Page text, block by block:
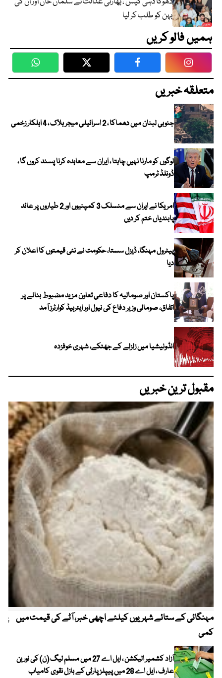
بہن کو طلب کر لیا
ہمیں فالو کریں
WhatsApp Twitter Facebook
متعلقہ خبریں
جنوبی لبنان میں دھماکا ، 2 اسرائیلی میجر ہلاک ، 4 اہلکار زخمی
لوگوں کو مارنا نہیں چاہتا ، ایران سے معاہدہ کرنا پسند کروں گا ،
ڈونلڈ ٹرمپ
امریکا نے ایران سے منسلک 3 کمپنیوں اور 2 طیاروں پر عائد
پابندیاں ختم کر دیں
پیٹرول مہنگا، ڈیزل سستا، حکومت نے نئی قیمتوں کا اعلان کر
دیا
پاکستان اور صومالیہ کا دفاعی تعاون مزید مضبوط بنانے پر
اتفاق، صومالی وزیر دفاع کی نیول اور ایئرہیڈ کوارٹرز آمد
انڈونیشیا میں زلزلے کے جھٹکے، شہری خوفزدہ
مقبول ترین خبریں
مہنگائی کے ستائے شہریوں کیلئے اچھی خبر، آٹے کی قیمت میں
کمی
آزاد کشمیر الیکشن ، ایل اے 27 میں مسلم لیگ (ن) کی نورین
عارف ، ایل اے 28 میں پیپلز پارٹی کے بازل نقوی کامیاب